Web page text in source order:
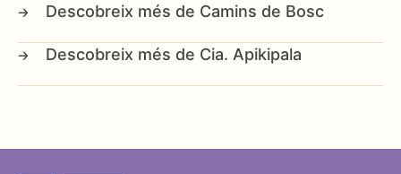
Camins de Bosc
Cia. Apikipala